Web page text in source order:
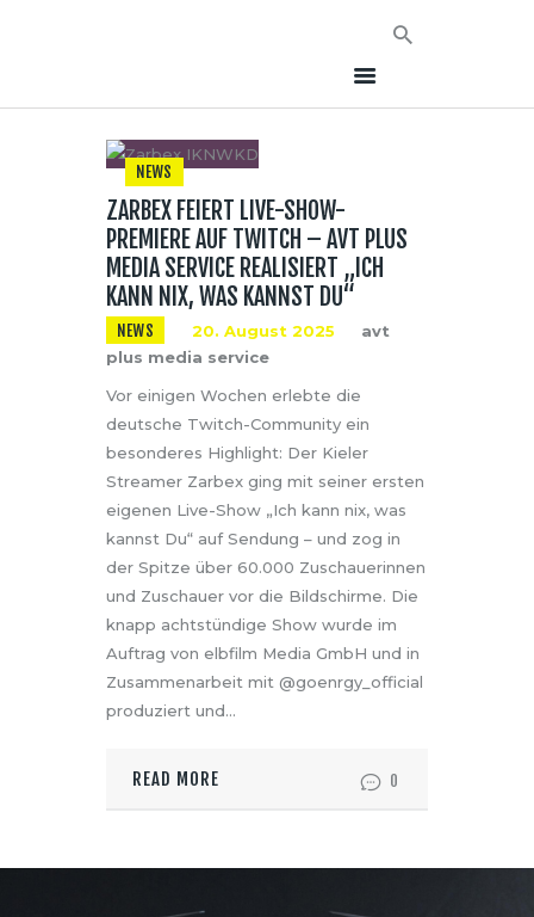
HOME
NEWS
AVT EVENTS
ÜBER AVT
KONTAKT
NEWS
ZARBEX FEIERT LIVE-SHOW-
PREMIERE AUF TWITCH – AVT PLUS
MEDIA SERVICE REALISIERT „ICH
KANN NIX, WAS KANNST DU“
NEWS 20. August 2025
avt
plus media service
Vor einigen Wochen erlebte die
deutsche Twitch-Community ein
besonderes Highlight: Der Kieler
Streamer Zarbex ging mit seiner ersten
eigenen Live-Show „Ich kann nix, was
kannst Du“ auf Sendung – und zog in
der Spitze über 60.000 Zuschauerinnen
und Zuschauer vor die Bildschirme. Die
knapp achtstündige Show wurde im
Auftrag von elbfilm Media GmbH und in
Zusammenarbeit mit @goenrgy_official
produziert und…
READ MORE 0